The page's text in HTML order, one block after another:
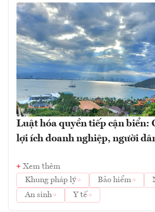
Luật hóa quyền tiếp cận biển:
lợi ích doanh nghiệp, người
Xem thêm
Khung pháp lý
Bảo hiểm
An sinh
Y tế